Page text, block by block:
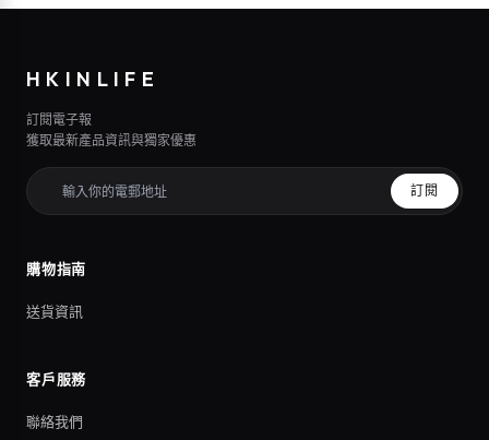
HKINLIFE
訂閱電子報
獲取最新產品資訊與獨家優惠
訂閱
購物指南
送貨資訊
客戶服務
聯絡我們